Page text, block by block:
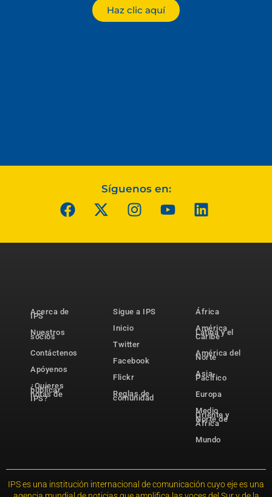
Haz clic aquí
Síguenos en:
Acerca de
IPS
Nuestros
socios
Contáctenos
Apóyenos
¿Quieres
publicar
notas de
IPS?
Sigue a IPS
Inicio
Twitter
Facebook
Flickr
Reglas de
comunidad
África
América
Latina y el
Caribe
América del
Norte
Asia-
Pacífico
Europa
Medio
Oriente y
Norte de
África
Mundo
IPS es una institución internacional de comunicación cuyo eje es una